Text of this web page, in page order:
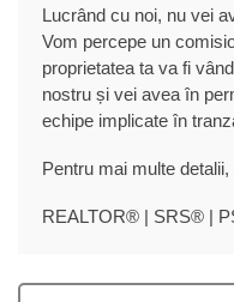
Lucrând cu noi, nu vei
Vom percepe un
proprietatea ta va fi
nostru și vei avea în
echipe implicate în
Pentru mai multe detalii,
REALTOR®️ | SRS®️ |